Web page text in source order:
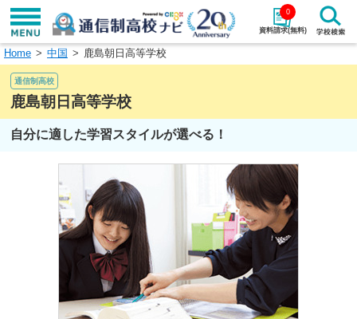
資料請求(無料)
0
学校名で探す
エリアから探す
エリアを選択して探す
北海道・東北
北陸・甲信越
中国
Home 中国 鹿島朝日高等学校
通信制高校
鹿島朝日高等学校
自分に適した学習スタイルが選べる！